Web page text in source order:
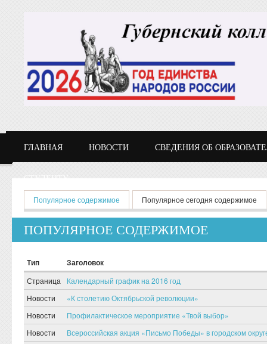
ГЛАВНАЯ НОВОСТИ СВЕДЕНИЯ ОБ
СТУДЕНТУ
Главные вкладки
Популярное содержимое (активная вкладка)
Популярное сегодня содержимое
ПОПУЛЯРНОЕ СОДЕРЖИМОЕ
Тип Заголовок
Страница
Календарный график на 2016 год
Новости
«К столетию Октябрьской революции»
Новости
Профилактическое мероприятие «Твой выбор»
Новости
Всероссийская акция «Письмо Победы» в городском